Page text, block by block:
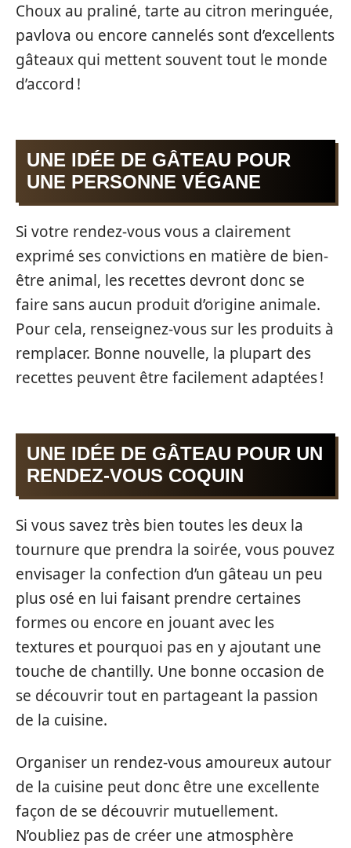
Choux au praliné, tarte au citron meringuée,
pavlova ou encore cannelés sont d’excellents
gâteaux qui mettent souvent tout le monde
d’accord !
UNE IDÉE DE GÂTEAU POUR
UNE PERSONNE VÉGANE
Si votre rendez-vous vous a clairement
exprimé ses convictions en matière de bien-
être animal, les recettes devront donc se
faire sans aucun produit d’origine animale.
Pour cela, renseignez-vous sur les produits à
remplacer. Bonne nouvelle, la plupart des
recettes peuvent être facilement adaptées !
UNE IDÉE DE GÂTEAU POUR UN
RENDEZ-VOUS COQUIN
Si vous savez très bien toutes les deux la
tournure que prendra la soirée, vous pouvez
envisager la confection d’un gâteau un peu
plus osé en lui faisant prendre certaines
formes ou encore en jouant avec les
textures et pourquoi pas en y ajoutant une
touche de chantilly. Une bonne occasion de
se découvrir tout en partageant la passion
de la cuisine.
Organiser un rendez-vous amoureux autour
de la cuisine peut donc être une excellente
façon de se découvrir mutuellement.
N’oubliez pas de créer une atmosphère